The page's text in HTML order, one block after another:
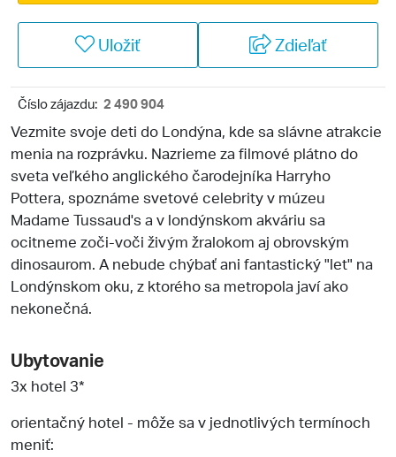
Uložiť Zdieľať
Číslo zájazdu: 2 490 904
Vezmite svoje deti do Londýna, kde sa slávne atrakcie
menia na rozprávku. Nazrieme za filmové plátno do
sveta veľkého anglického čarodejníka Harryho
Pottera, spoznáme svetové celebrity v múzeu
Madame Tussaud's a v londýnskom akváriu sa
ocitneme zoči-voči živým žralokom aj obrovským
dinosaurom. A nebude chýbať ani fantastický "let" na
Londýnskom oku, z ktorého sa metropola javí ako
nekonečná.
Ubytovanie
3x hotel 3*
orientačný hotel - môže sa v jednotlivých termínoch
meniť: